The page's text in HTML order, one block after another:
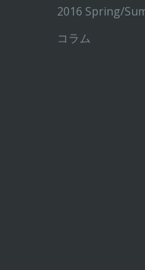
2016 Spring/
コラム